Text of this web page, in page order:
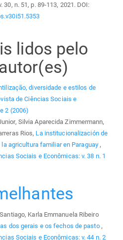
n. 51, p. 89-113, 2021. DOI:
lidos pelo
diversidade e estilos de
de Ciências Sociais e
2 (2006)
Silvia Aparecida Zimmermann,
Rios, La institucionalización de
agricultura familiar en Paraguay,
Sociais e Econômicas: v. 38 n. 1
Karla Emmanuela Ribeiro
dos gerais e os fechos de pasto ,
Sociais e Econômicas: v. 44 n. 2